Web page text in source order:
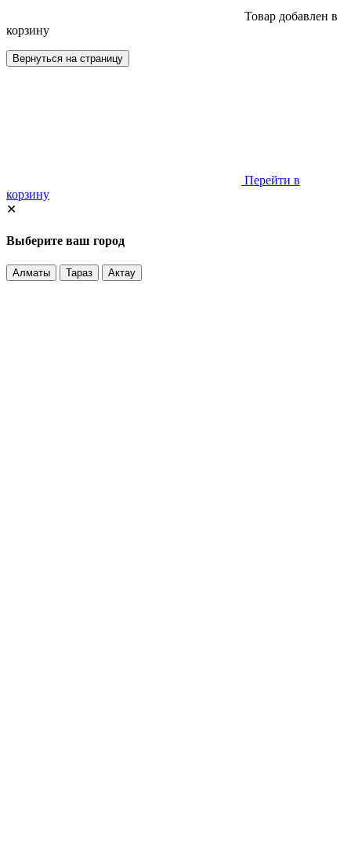
Товар добавлен в
корзину
Вернуться на страницу
Перейти в
корзину
✕
Выберите ваш город
Алматы Тараз Актау